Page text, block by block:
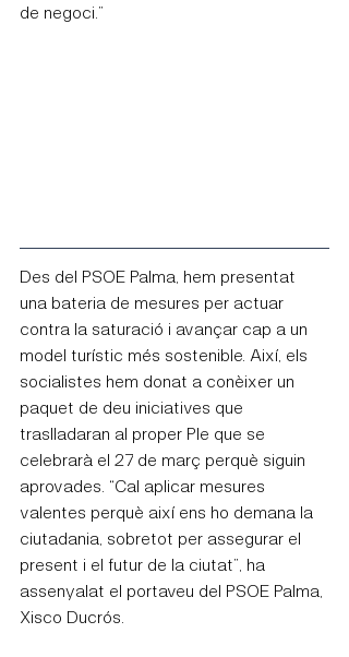
de negoci.”
Des del PSOE Palma, hem presentat
una bateria de mesures per actuar
contra la saturació i avançar cap a un
model turístic més sostenible. Així, els
socialistes hem donat a conèixer un
paquet de deu iniciatives que
traslladaran al proper Ple que se
celebrarà el 27 de març perquè siguin
aprovades. “Cal aplicar mesures
valentes perquè així ens ho demana la
ciutadania, sobretot per assegurar el
present i el futur de la ciutat”, ha
assenyalat el portaveu del PSOE Palma,
Xisco Ducrós.